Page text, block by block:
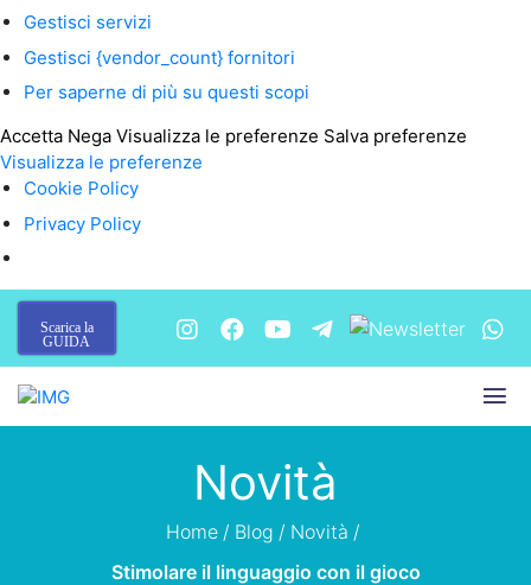
Gestisci servizi
Gestisci {vendor_count} fornitori
Per saperne di più su questi scopi
Accetta Nega Visualizza le preferenze Salva preferenze
Visualizza le preferenze
Cookie Policy
Privacy Policy
Scarica la
GUIDA
Novità
Home / Blog / Novità /
Stimolare il linguaggio con il gioco